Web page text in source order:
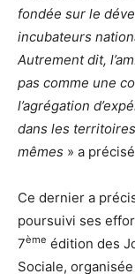
fondée sur le
incubateurs
Autrement dit,
pas comme une
l’agrégation
dans les
mêmes » a
Ce dernier a
poursuivi ses
7ème édition des
Sociale,